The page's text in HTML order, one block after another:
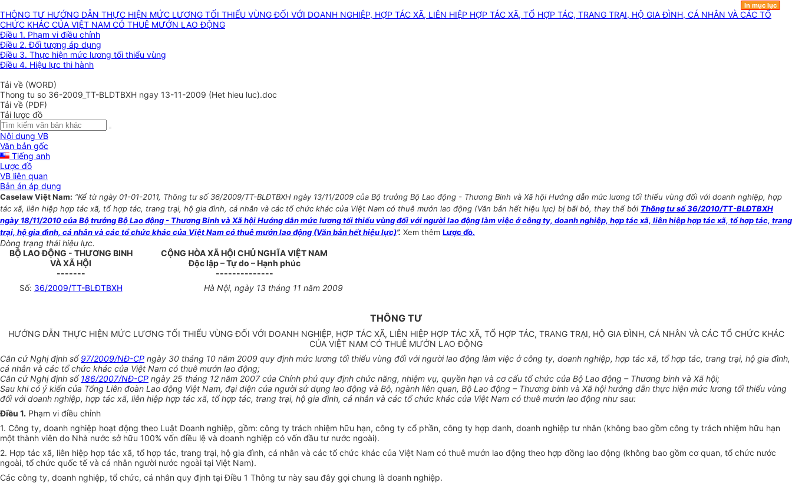
In mục lục
THÔNG TƯ HƯỚNG DẪN THỰC HIỆN MỨC LƯƠNG TỐI THIỂU VÙNG ĐỐI VỚI DOANH NGHIỆP, HỢP TÁC XÃ, LIÊN HIỆP HỢP TÁC XÃ, TỔ HỢP TÁC, TRANG TRẠI, HỘ GIA ĐÌNH, CÁ NHÂN VÀ CÁC TỔ
CHỨC KHÁC CỦA VIỆT NAM CÓ THUÊ MƯỚN LAO ĐỘNG
Điều 1. Phạm vi điều chỉnh
Điều 2. Đối tượng áp dụng
Điều 3. Thực hiện mức lương tối thiểu vùng
Điều 4. Hiệu lực thi hành
Tải về (WORD)
Thong tu so 36-2009_TT-BLDTBXH ngay 13-11-2009 (Het hieu luc).doc
Tải về (PDF)
Tải lược đồ
Nội dung VB
Văn bản gốc
Tiếng anh
Lược đồ
VB liên quan
Bản án áp dụng
Caselaw Việt Nam: “Kể từ ngày 01-01-2011, Thông tư số 36/2009/TT-BLĐTBXH ngày 13/11/2009 của Bộ trưởng Bộ Lao động - Thương Binh và Xã hội Hướng dẫn mức lương tối thiểu vùng đối với doanh nghiệp, hợp
tác xã, liên hiệp hợp tác xã, tổ hợp tác, trang trại, hộ gia đình, cá nhân và các tổ chức khác của Việt Nam có thuê mướn lao động (Văn bản hết hiệu lực) bị bãi bỏ, thay thế bởi Thông tư số 36/2010/TT-BLĐTBXH
ngày 18/11/2010 của Bộ trưởng Bộ Lao động - Thương Binh và Xã hội Hướng dẫn mức lương tối thiểu vùng đối với người lao động làm việc ở công ty, doanh nghiệp, hợp tác xã, liên hiệp hợp tác xã, tổ hợp tác, trang
trại, hộ gia đình, cá nhân và các tổ chức khác của Việt Nam có thuê mướn lao động (Văn bản hết hiệu lực)”. Xem thêm Lược đồ.
Dòng trạng thái hiệu lực.
BỘ LAO ĐỘNG - THƯƠNG BINH
VÀ XÃ HỘI
-------
CỘNG HÒA XÃ HỘI CHỦ NGHĨA VIỆT NAM
Độc lập – Tự do – Hạnh phúc
--------------
Số: 36/2009/TT-BLĐTBXH Hà Nội, ngày 13 tháng 11 năm 2009
THÔNG TƯ
HƯỚNG DẪN THỰC HIỆN MỨC LƯƠNG TỐI THIỂU VÙNG ĐỐI VỚI DOANH NGHIỆP, HỢP TÁC XÃ, LIÊN HIỆP HỢP TÁC XÃ, TỔ HỢP TÁC, TRANG TRẠI, HỘ GIA ĐÌNH, CÁ NHÂN VÀ CÁC TỔ CHỨC KHÁC
CỦA VIỆT NAM CÓ THUÊ MƯỚN LAO ĐỘNG
Căn cứ Nghị định số97/2009/NĐ-CP ngày 30 tháng 10 năm 2009 quy định mức lương tối thiểu vùng đối với người lao động làm việc ở công ty, doanh nghiệp, hợp tác xã, tổ hợp tác, trang trại, hộ gia đình,
cá nhân và các tổ chức khác của Việt Nam có thuê mướn lao động;
Căn cứ Nghị định số186/2007/NĐ-CP ngày 25 tháng 12 năm 2007 của Chính phủ quy định chức năng, nhiệm vụ, quyền hạn và cơ cấu tổ chức của Bộ Lao động – Thương binh và Xã hội;
Sau khi có ý kiến của Tổng Liên đoàn Lao động Việt Nam, đại diện của người sử dụng lao động và Bộ, ngành liên quan, Bộ Lao động – Thương binh và Xã hội hướng dẫn thực hiện mức lương tối thiểu vùng
đối với doanh nghiệp, hợp tác xã, liên hiệp hợp tác xã, tổ hợp tác, trang trại, hộ gia đình, cá nhân và các tổ chức khác của Việt Nam có thuê mướn lao động như sau:
Điều 1. Phạm vi điều chỉnh
1. Công ty, doanh nghiệp hoạt động theo Luật Doanh nghiệp, gồm: công ty trách nhiệm hữu hạn, công ty cổ phần, công ty hợp danh, doanh nghiệp tư nhân (không bao gồm công ty trách nhiệm hữu hạn
một thành viên do Nhà nước sở hữu 100% vốn điều lệ và doanh nghiệp có vốn đầu tư nước ngoài).
2. Hợp tác xã, liên hiệp hợp tác xã, tổ hợp tác, trang trại, hộ gia đình, cá nhân và các tổ chức khác của Việt Nam có thuê mướn lao động theo hợp đồng lao động (không bao gồm cơ quan, tổ chức nước
ngoài, tổ chức quốc tế và cá nhân người nước ngoài tại Việt Nam).
Các công ty, doanh nghiệp, tổ chức, cá nhân quy định tại Điều 1 Thông tư này sau đây gọi chung là doanh nghiệp.